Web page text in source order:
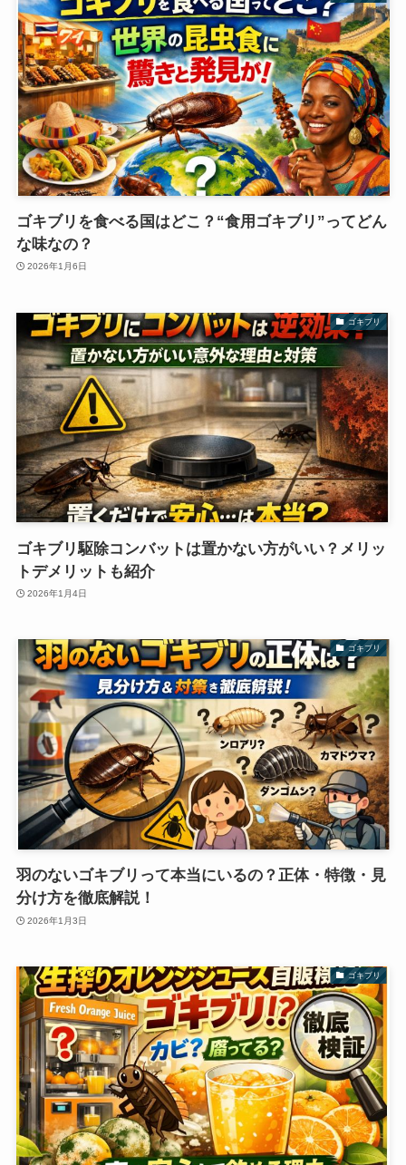
ゴキブリを食べる国はどこ？“食用ゴキブリ”ってどん
な味なの？
2026年1月6日
ゴキブリ
ゴキブリ駆除コンバットは置かない方がいい？メリッ
トデメリットも紹介
2026年1月4日
ゴキブリ
羽のないゴキブリって本当にいるの？正体・特徴・見
分け方を徹底解説！
2026年1月3日
ゴキブリ